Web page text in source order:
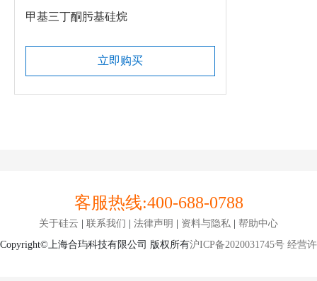
甲基三丁酮肟基硅烷
立即购买
客服热线:400-688-0788
关于硅云 | 联系我们 | 法律声明 | 资料与隐私 | 帮助中心
Copyright©上海合玙科技有限公司 版权所有沪ICP备2020031745号 经营